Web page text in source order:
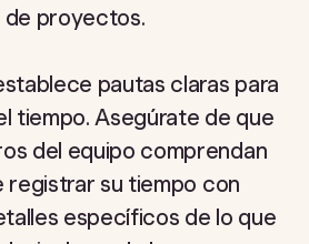
de proyectos.
pautas claras para
tiempo. Asegúrate de que
del equipo comprendan
registrar su tiempo con
específicos de lo que